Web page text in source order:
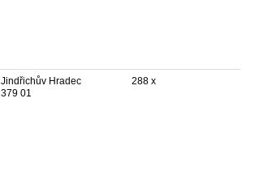
Jindřichův Hradec
379 01
288 x